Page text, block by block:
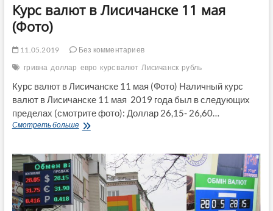
Курс валют в Лисичанске 11 мая
(Фото)
11.05.2019
Без комментариев
гривна доллар евро курс валют Лисичанск рубль
Курс валют в Лисичанске 11 мая (Фото) Наличный курс
валют в Лисичанске 11 мая 2019 года был в следующих
пределах (смотрите фото): Доллар 26,15- 26,60…
Смотреть большеКурс
Лисичанске
11
мая
(Фото)